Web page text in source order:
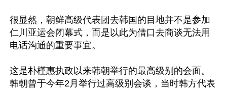
很显然，朝鲜高级代表团去韩国的目地并不是参加
仁川亚运会闭幕式，而是以此为借口去商谈无法用
电话沟通的重要事宜。
这是朴槿惠执政以来韩朝举行的最高级别的会面。
韩朝曾于今年2月举行过高级别会谈，当时韩方代表